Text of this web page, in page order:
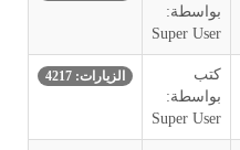
بواسطة:
Super User
كتب
بواسطة:
Super User
الزيارات: 4217